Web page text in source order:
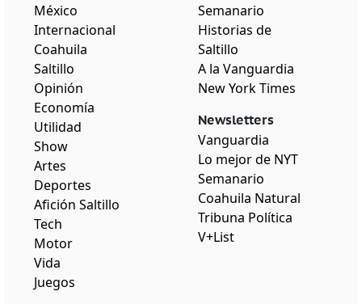
México
Internacional
Coahuila
Saltillo
Opinión
Economía
Utilidad
Show
Artes
Deportes
Afición Saltillo
Tech
Motor
Vida
Juegos
Semanario
Historias de
Saltillo
A la Vanguardia
New York Times
Newsletters
Vanguardia
Lo mejor de NYT
Semanario
Coahuila Natural
Tribuna Política
V+List